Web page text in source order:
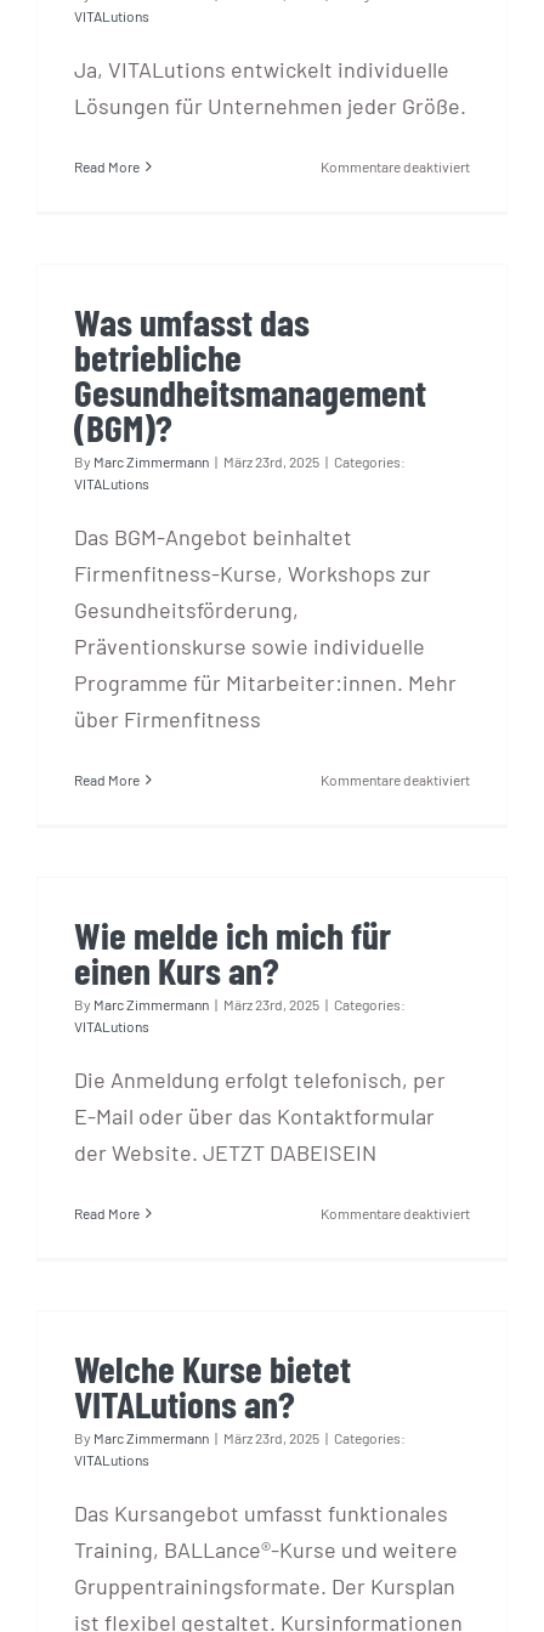
VITALutions
Ja, VITALutions entwickelt individuelle
Lösungen für Unternehmen jeder Größe.
Read More Kommentare deaktiviertfür
Was umfasst das
betriebliche
Gesundheitsmanagement
(BGM)?
By Marc Zimmermann | März 23rd, 2025 | Categories:
VITALutions
Das BGM-Angebot beinhaltet
Firmenfitness-Kurse, Workshops zur
Gesundheitsförderung,
Präventionskurse sowie individuelle
Programme für Mitarbeiter:innen. Mehr
über Firmenfitness
Read More Kommentare deaktiviertfür
Wie melde ich mich für
einen Kurs an?
By Marc Zimmermann | März 23rd, 2025 | Categories:
VITALutions
Die Anmeldung erfolgt telefonisch, per
E-Mail oder über das Kontaktformular
der Website. JETZT DABEISEIN
Read More Kommentare deaktiviertfür
Welche Kurse bietet
VITALutions an?
By Marc Zimmermann | März 23rd, 2025 | Categories:
VITALutions
Das Kursangebot umfasst funktionales
Training, BALLance®-Kurse und weitere
Gruppentrainingsformate. Der Kursplan
ist flexibel gestaltet. Kursinformationen